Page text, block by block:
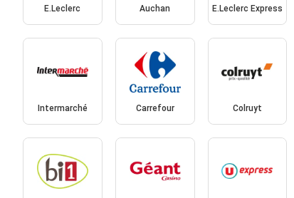
E.Leclerc Auchan E.Leclerc Express
Intermarché Carrefour Colruyt